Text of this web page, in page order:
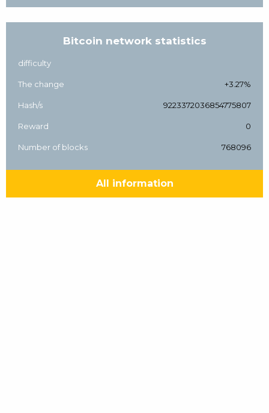
Bitcoin network statistics
difficulty
The change +3.27%
Hash/s 9223372036854775807
Reward 0
Number of blocks 768096
All information